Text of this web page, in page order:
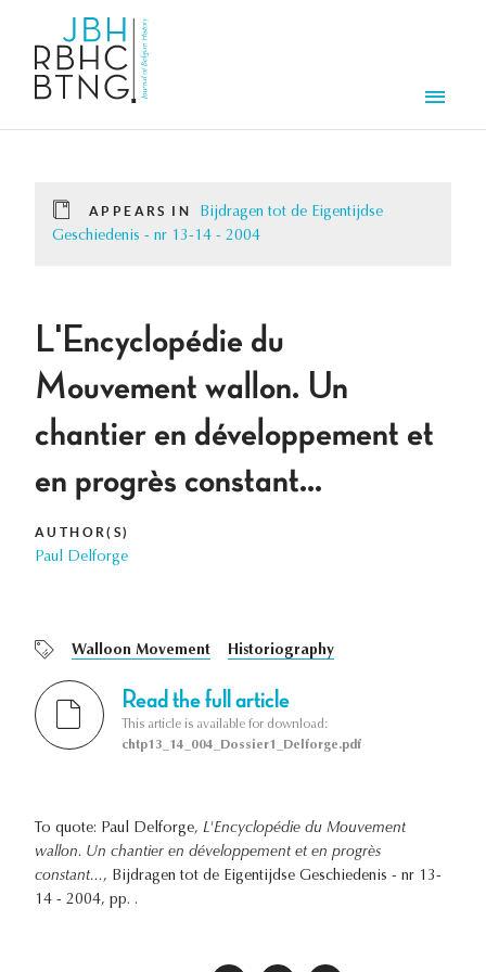
APPEARS IN
Bijdragen tot de Eigentijdse
Geschiedenis - nr 13-14 - 2004
L'Encyclopédie du
Mouvement wallon. Un
chantier en développement et
en progrès constant...
AUTHOR(S)
Paul Delforge
Walloon Movement Historiography
Read the full article
This article is available for download:
chtp13_14_004_Dossier1_Delforge.pdf
To quote: Paul Delforge, L'Encyclopédie du Mouvement
wallon. Un chantier en développement et en progrès
constant..., Bijdragen tot de Eigentijdse Geschiedenis - nr 13-
14 - 2004, pp. .